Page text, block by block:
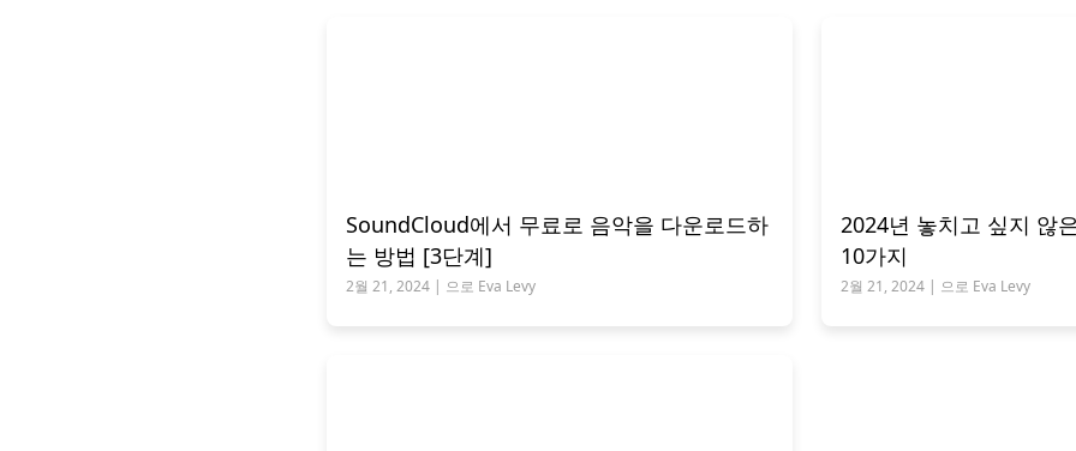
SoundCloud에서 무료로 음악을 다운로드하
는 방법 [3단계]
2월 21, 2024 | 으로 Eva Levy
2024년 놓치고 싶지 않
10가지
2월 21, 2024 | 으로 Eva Levy